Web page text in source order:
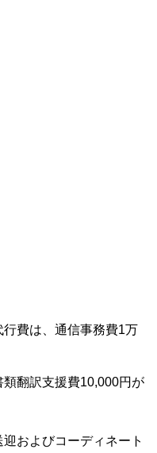
費は、通信事務費1万
翻訳支援費10,000円が
およびコーディネート